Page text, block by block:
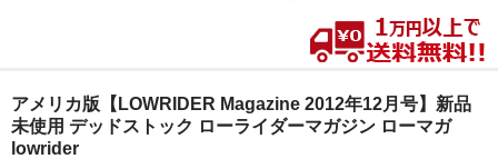
ホーム
MEXICO買い付け
アメリカ版【LOWRIDER Magazine 2012年12月号】新品
未使用 デッドストック ローライダーマガジン ローマガ
lowrider